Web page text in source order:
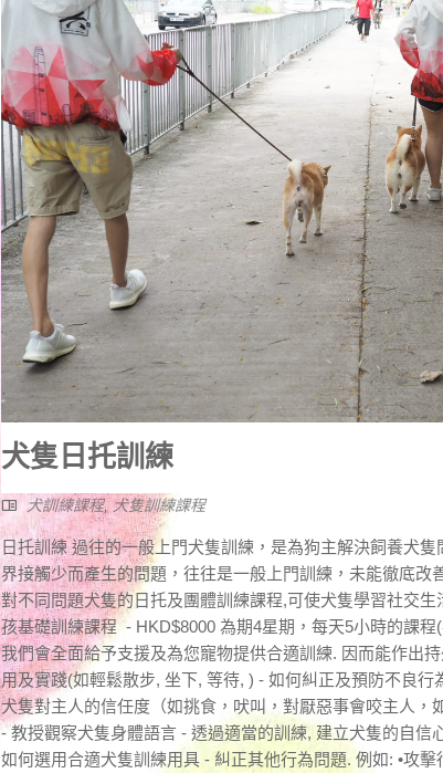
犬隻日托訓練
犬訓練課程,犬隻訓練課程
日托訓練 過往的一般上門犬隻訓練，是為狗主解決飼養犬
界接觸少而產生的問題，往往是一般上門訓練，未能徹底
對不同問題犬隻的日托及團體訓練課程,可使犬隻學習社交
孩基礎訓練課程 - HKD$8000 為期4星期，每天5小時的課
我們會全面給予支援及為您寵物提供合適訓練. 因而能作出
用及實踐(如輕鬆散步, 坐下, 等待, ) - 如何糾正及預防不良
犬隻對主人的信任度（如挑食，吠叫，對厭惡事會咬主人，
- 教授觀察犬隻身體語言 - 透過適當的訓練, 建立犬隻的自
如何選用合適犬隻訓練用具 - 糾正其他行為問題. 例如: •攻